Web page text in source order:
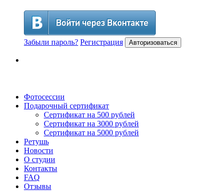
Забыли пароль? Регистрация Авторизоваться
Фотосессии
Подарочный сертификат
Сертификат на 500 рублей
Сертификат на 3000 рублей
Сертификат на 5000 рублей
Ретушь
Новости
О студии
Контакты
FAQ
Отзывы